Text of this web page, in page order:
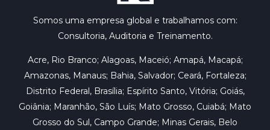
Somos uma empresa global e trabalhamos com:
Consultoria, Auditoria e Treinamento.
Acre, Rio Branco; Alagoas, Maceió; Amapá, Macapá;
Amazonas, Manaus; Bahia, Salvador; Ceará, Fortaleza;
Distrito Federal, Brasília; Espírito Santo, Vitória; Goiás,
Goiânia; Maranhão, São Luís; Mato Grosso, Cuiabá; Mato
Grosso do Sul, Campo Grande; Minas Gerais, Belo